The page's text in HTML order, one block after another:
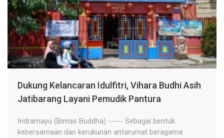
Dukung Kelancaran Idulfitri, Vihara Budhi Asih
Jatibarang Layani Pemudik Pantura
Indramayu (Bimas Buddha) ----- Sebagai bentuk
kebersamaan dan kerukunan antarumat beragama